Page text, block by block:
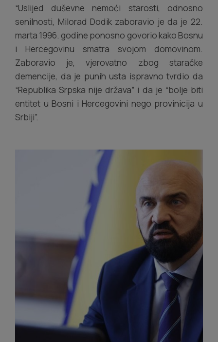
“Uslijed duševne nemoći starosti, odnosno
senilnosti, Milorad Dodik zaboravio je da je 22.
marta 1996. godine ponosno govorio kako Bosnu
i Hercegovinu smatra svojom domovinom.
Zaboravio je, vjerovatno zbog staračke
demencije, da je punih usta ispravno tvrdio da
“Republika Srpska nije država” i da je “bolje biti
entitet u Bosni i Hercegovini nego provinicija u
Srbiji”.